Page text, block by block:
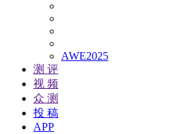
AWE2025
测 评
视 频
众 测
投 稿
APP